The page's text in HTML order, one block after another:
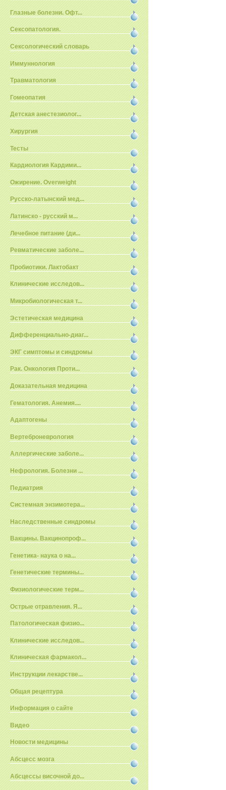
Глазные болезни. Офт...
Сексопатология.
Сексологический словарь
Иммуннология
Травматология
Гомеопатия
Детская анестезиолог...
Хирургия
Тесты
Кардиология Кардими...
Ожирение. Overweight
Русско-латынский мед...
Латинско - русский м...
Лечебное питание (ди...
Ревматические заболе...
Пробиотики. Лактобакт
Клинические исследов...
Микробиологическая т...
Эстетическая медицина
Дифференциально-диаг...
ЭКГ симптомы и синдромы
Рак. Онкология Проти...
Доказательная медицина
Гематология. Анемия....
Адаптогены
Вертеброневрология
Аллергические заболе...
Нефрология. Болезни ...
Педиатрия
Системная энзимотера...
Наследственные синдромы
Вакцины. Вакцинопроф...
Генетика- наука о на...
Генетические термины...
Физиологические терм...
Острые отравления. Я...
Патологическая физио...
Клинические исследов...
Клиническая фармакол...
Инструкции лекарстве...
Общая рецептура
Информация о сайте
Видео
Новости медицины
Абсцесс мозга
Абсцессы височной до...